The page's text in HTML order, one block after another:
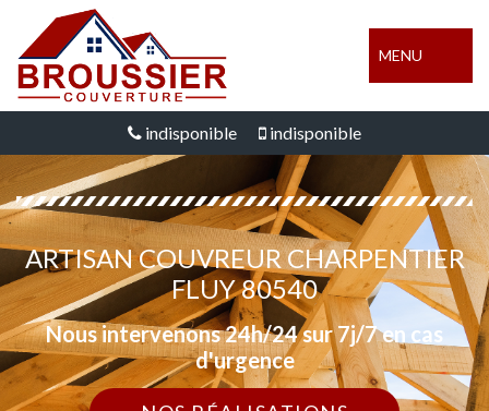
MENU
indisponible indisponible
ARTISAN COUVREUR CHARPENTIER
FLUY 80540
Nous intervenons 24h/24 sur 7j/7 en cas
d'urgence